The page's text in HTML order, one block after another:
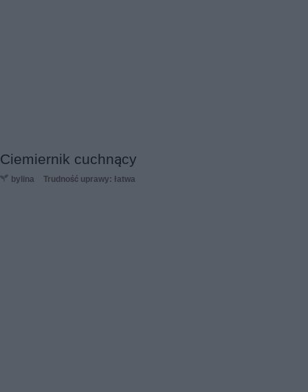
Ciemiernik cuchnący
bylina Trudność uprawy: łatwa